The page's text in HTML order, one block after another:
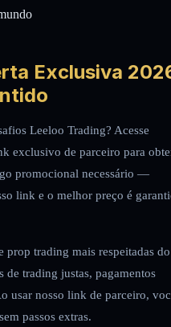
Exclusiva
Leeloo Trading? Acesse
exclusivo de parceiro para
promocional necessário —
link e o melhor preço é
prop trading mais respeitadas do
de trading justas, pagamentos
usar nosso link de parceiro,
passos extras.